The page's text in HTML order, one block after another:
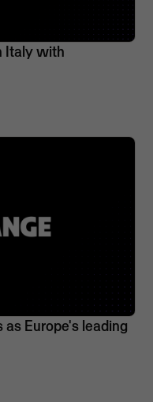
Italy with
as Europe's leading